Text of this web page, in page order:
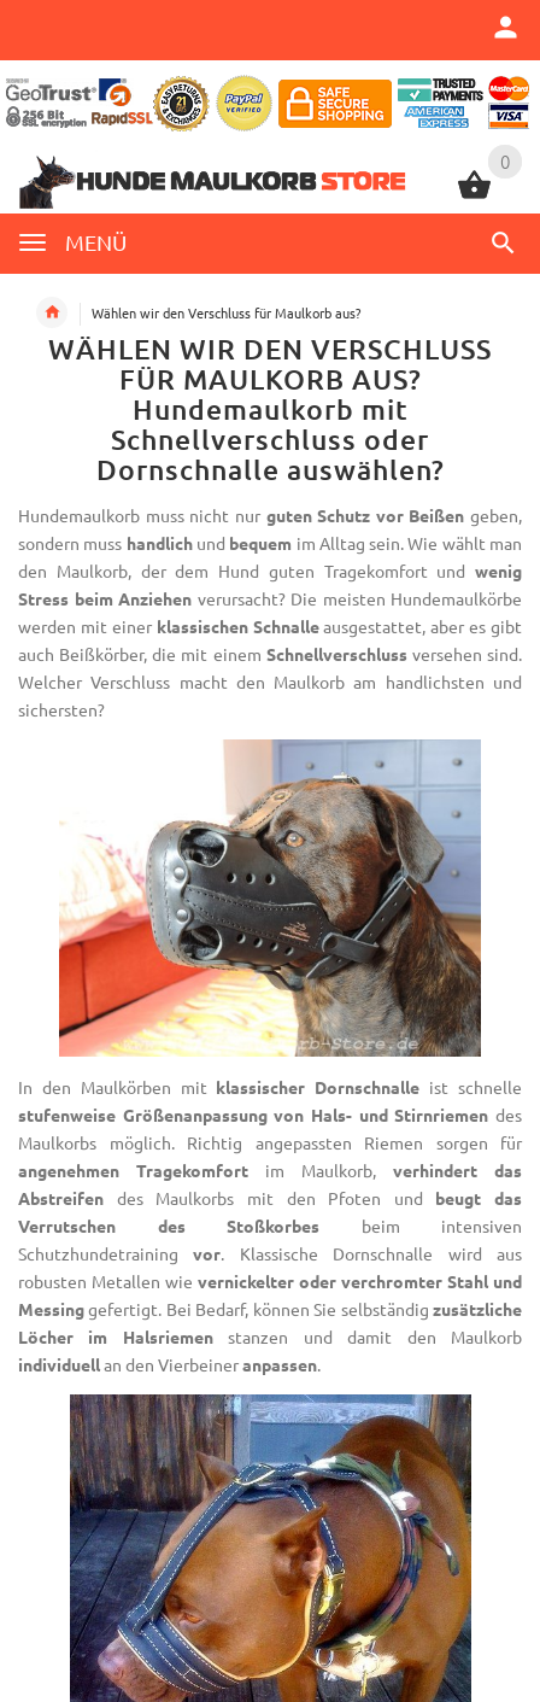
0
MENÜ
0
Wählen wir den Verschluss für Maulkorb aus?
WÄHLEN WIR DEN VERSCHLUSS
FÜR MAULKORB AUS?
Hundemaulkorb mit
Schnellverschluss oder
Dornschnalle auswählen?
Hundemaulkorb muss nicht nur guten Schutz vor Beißen geben,
sondern muss handlich und bequem im Alltag sein. Wie wählt man
den Maulkorb, der dem Hund guten Tragekomfort und wenig
Stress beim Anziehen verursacht? Die meisten Hundemaulkörbe
werden mit einer klassischen Schnalleausgestattet, aber es gibt
auch Beißkörber, die mit einem Schnellverschluss versehen sind.
Welcher Verschluss macht den Maulkorb am handlichsten und
sichersten?
In den Maulkörben mit klassischer Dornschnalle ist schnelle
stufenweise Größenanpassung von Hals- und Stirnriemen des
Maulkorbs möglich. Richtig angepassten Riemen sorgen für
angenehmen Tragekomfort im Maulkorb, verhindert das
Abstreifen des Maulkorbs mit den Pfoten und beugt das
Verrutschen des Stoßkorbes beim intensiven
Schutzhundetrainingvor. Klassische Dornschnalle wird aus
robusten Metallen wie vernickelter oder verchromter Stahl und
Messinggefertigt. Bei Bedarf, können Sie selbständig zusätzliche
Löcher im Halsriemenstanzen und damit den Maulkorb
individuellan den Vierbeineranpassen.